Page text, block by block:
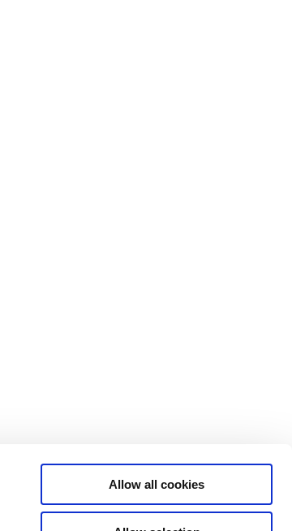
Allow all cookies